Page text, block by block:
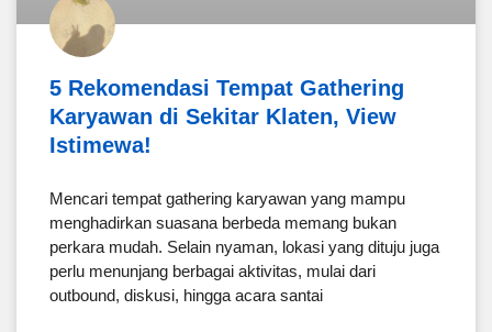
5 Rekomendasi Tempat Gathering
Karyawan di Sekitar Klaten, View
Istimewa!
Mencari tempat gathering karyawan yang mampu
menghadirkan suasana berbeda memang bukan
perkara mudah. Selain nyaman, lokasi yang dituju juga
perlu menunjang berbagai aktivitas, mulai dari
outbound, diskusi, hingga acara santai